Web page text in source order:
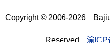
Copyright © 2006-2026
Reserved 渝ICP